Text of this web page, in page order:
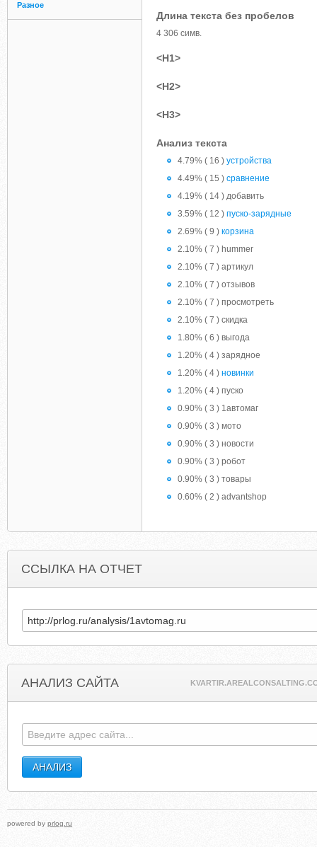
Разное
Длина текста без пробелов
4 306 симв.
<H1>
<H2>
<H3>
Анализ текста
4.79% ( 16 ) устройства
4.49% ( 15 ) сравнение
4.19% ( 14 ) добавить
3.59% ( 12 ) пуско-зарядные
2.69% ( 9 ) корзина
2.10% ( 7 ) hummer
2.10% ( 7 ) артикул
2.10% ( 7 ) отзывов
2.10% ( 7 ) просмотреть
2.10% ( 7 ) скидка
1.80% ( 6 ) выгода
1.20% ( 4 ) зарядное
1.20% ( 4 ) новинки
1.20% ( 4 ) пуско
0.90% ( 3 ) 1автомаг
0.90% ( 3 ) мото
0.90% ( 3 ) новости
0.90% ( 3 ) робот
0.90% ( 3 ) товары
0.60% ( 2 ) advantshop
ССЫЛКА НА ОТЧЕТ
АНАЛИЗ САЙТА
powered by prlog.ru